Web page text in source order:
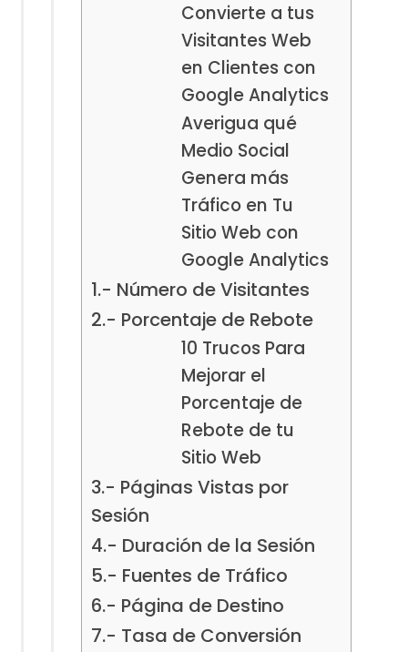
Convierte a tus
Visitantes Web
en Clientes con
Google Analytics
Averigua qué
Medio Social
Genera más
Tráfico en Tu
Sitio Web con
Google Analytics
1.- Número de Visitantes
2.- Porcentaje de Rebote
10 Trucos Para
Mejorar el
Porcentaje de
Rebote de tu
Sitio Web
3.- Páginas Vistas por
Sesión
4.- Duración de la Sesión
5.- Fuentes de Tráfico
6.- Página de Destino
7.- Tasa de Conversión